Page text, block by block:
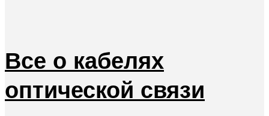
Все о кабелях
оптической связи